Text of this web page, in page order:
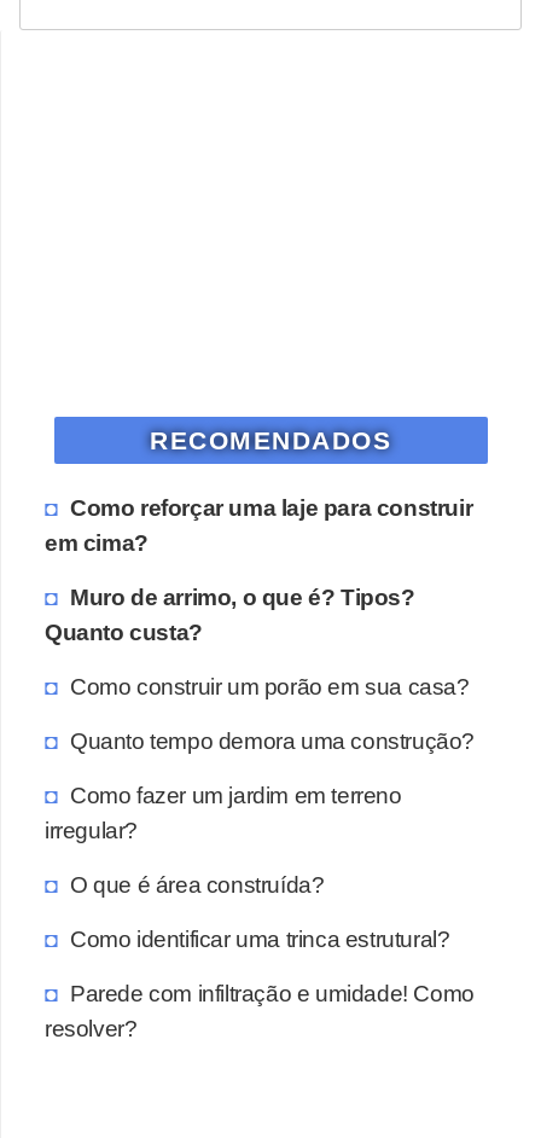
RECOMENDADOS
Como reforçar uma laje para construir
em cima?
Muro de arrimo, o que é? Tipos?
Quanto custa?
Como construir um porão em sua casa?
Quanto tempo demora uma construção?
Como fazer um jardim em terreno
irregular?
O que é área construída?
Como identificar uma trinca estrutural?
Parede com infiltração e umidade! Como
resolver?